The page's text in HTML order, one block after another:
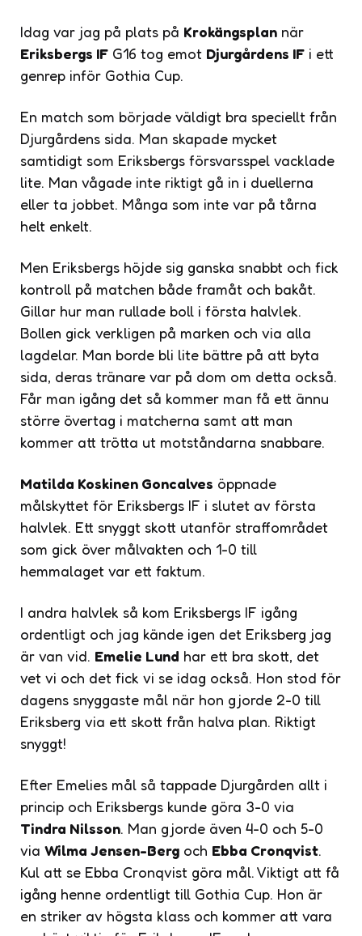
Idag var jag på plats på Krokängsplan när
Eriksbergs IF G16 tog emot Djurgårdens IF i ett
genrep inför Gothia Cup.
En match som började väldigt bra speciellt från
Djurgårdens sida. Man skapade mycket
samtidigt som Eriksbergs försvarsspel vacklade
lite. Man vågade inte riktigt gå in i duellerna
eller ta jobbet. Många som inte var på tårna
helt enkelt.
Men Eriksbergs höjde sig ganska snabbt och fick
kontroll på matchen både framåt och bakåt.
Gillar hur man rullade boll i första halvlek.
Bollen gick verkligen på marken och via alla
lagdelar. Man borde bli lite bättre på att byta
sida, deras tränare var på dom om detta också.
Får man igång det så kommer man få ett ännu
större övertag i matcherna samt att man
kommer att trötta ut motståndarna snabbare.
Matilda Koskinen Goncalves öppnade
målskyttet för Eriksbergs IF i slutet av första
halvlek. Ett snyggt skott utanför straffområdet
som gick över målvakten och 1-0 till
hemmalaget var ett faktum.
I andra halvlek så kom Eriksbergs IF igång
ordentligt och jag kände igen det Eriksberg jag
är van vid. Emelie Lund har ett bra skott, det
vet vi och det fick vi se idag också. Hon stod för
dagens snyggaste mål när hon gjorde 2-0 till
Eriksberg via ett skott från halva plan. Riktigt
snyggt!
Efter Emelies mål så tappade Djurgården allt i
princip och Eriksbergs kunde göra 3-0 via
Tindra Nilsson. Man gjorde även 4-0 och 5-0
via Wilma Jensen-Berg och Ebba Cronqvist.
Kul att se Ebba Cronqvist göra mål. Viktigt att få
igång henne ordentligt till Gothia Cup. Hon är
en striker av högsta klass och kommer att vara